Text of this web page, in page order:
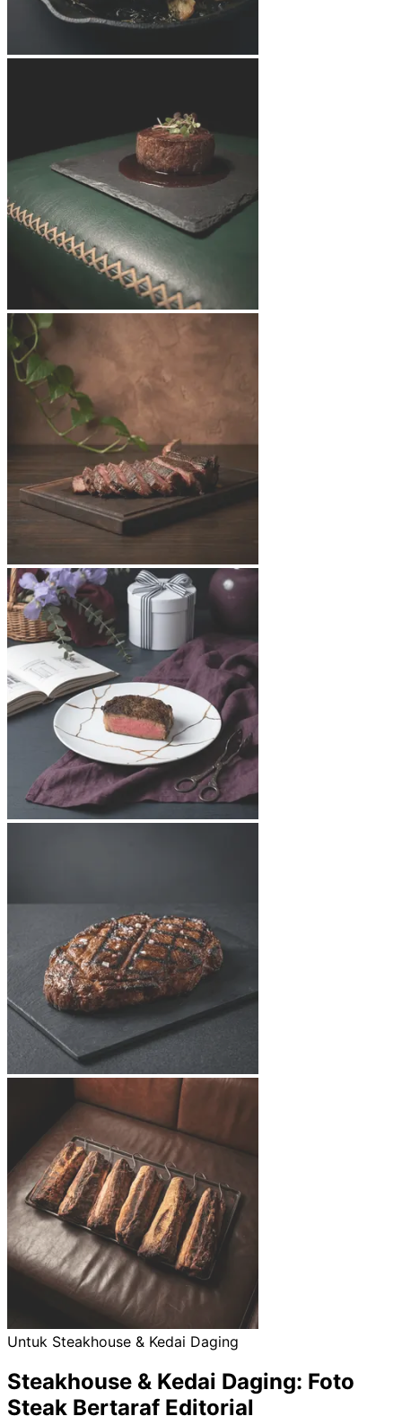
Untuk Steakhouse & Kedai Daging
Steakhouse & Kedai Daging: Foto
Steak Bertaraf Editorial